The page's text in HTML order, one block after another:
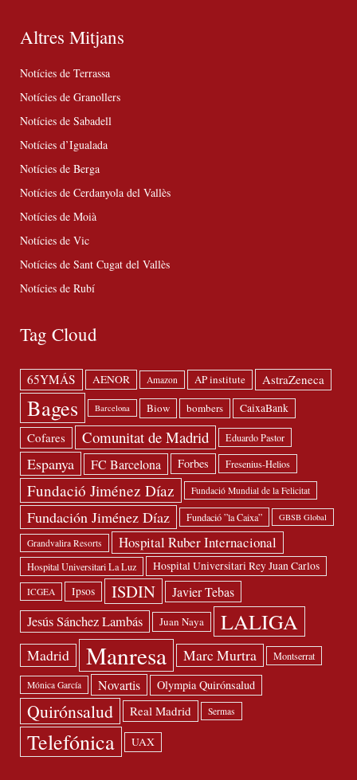
Altres Mitjans
Notícies de Terrassa
Notícies de Granollers
Notícies de Sabadell
Notícies d’Igualada
Notícies de Berga
Notícies de Cerdanyola del Vallès
Notícies de Moià
Notícies de Vic
Notícies de Sant Cugat del Vallès
Notícies de Rubí
Tag Cloud
65YMÁS AENOR Amazon AP institute AstraZeneca
Bages Barcelona Biow bombers CaixaBank
Cofares Comunitat de Madrid Eduardo Pastor
Espanya FC Barcelona Forbes Fresenius-Helios
Fundació Jiménez Díaz Fundació Mundial de la Felicitat
Fundación Jiménez Díaz Fundació ”la Caixa” GBSB Global
Grandvalira Resorts Hospital Ruber Internacional
Hospital Universitari La Luz Hospital Universitari Rey Juan Carlos
ICGEA Ipsos ISDIN Javier Tebas
Jesús Sánchez Lambás Juan Naya LALIGA
Madrid Manresa Marc Murtra Montserrat
Mónica García Novartis Olympia Quirónsalud
Quirónsalud Real Madrid Sermas
Telefónica UAX